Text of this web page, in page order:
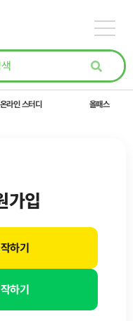
온라인 스터디 올패스
가입
하기
하기